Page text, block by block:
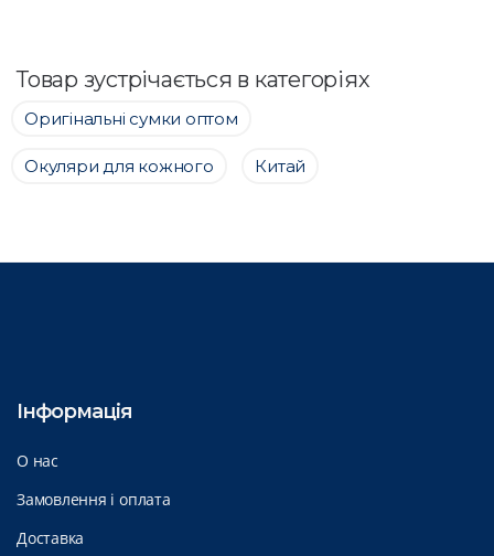
Товар зустрічається в категоріях
Оригінальні сумки оптом
Окуляри для кожного Китай
Інформація
О нас
Замовлення і оплата
Доставка